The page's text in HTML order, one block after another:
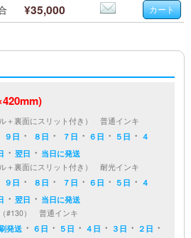
¥35,000
＋裏面にスリット付き） 普通インキ
９日 ・ ８日 ・ ７日 ・ ６日 ・ ５日 ・ ４
・翌日 ・ 当日に発送
＋裏面にスリット付き） 耐光インキ
９日 ・ ８日 ・ ７日 ・ ６日 ・ ５日 ・ ４
・翌日 ・ 当日に発送
#130） 普通インキ
発送 ・ ６日 ・ ５日 ・ ４日 ・ ３日 ・ ２日 ・